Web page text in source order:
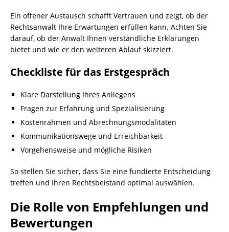
Ein offener Austausch schafft Vertrauen und zeigt, ob der
Rechtsanwalt Ihre Erwartungen erfüllen kann. Achten Sie
darauf, ob der Anwalt Ihnen verständliche Erklärungen
bietet und wie er den weiteren Ablauf skizziert.
Checkliste für das Erstgespräch
Klare Darstellung Ihres Anliegens
Fragen zur Erfahrung und Spezialisierung
Kostenrahmen und Abrechnungsmodalitäten
Kommunikationswege und Erreichbarkeit
Vorgehensweise und mögliche Risiken
So stellen Sie sicher, dass Sie eine fundierte Entscheidung
treffen und Ihren Rechtsbeistand optimal auswählen.
Die Rolle von Empfehlungen und
Bewertungen